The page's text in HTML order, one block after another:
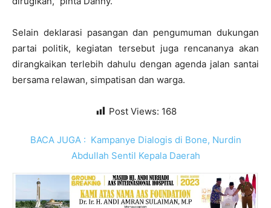
Selain deklarasi pasangan dan pengumuman dukungan
partai politik, kegiatan tersebut juga rencananya akan
dirangkaikan terlebih dahulu dengan agenda jalan santai
bersama relawan, simpatisan dan warga.
Post Views: 168
BACA JUGA : Kampanye Dialogis di Bone, Nurdin
Abdullah Sentil Kepala Daerah